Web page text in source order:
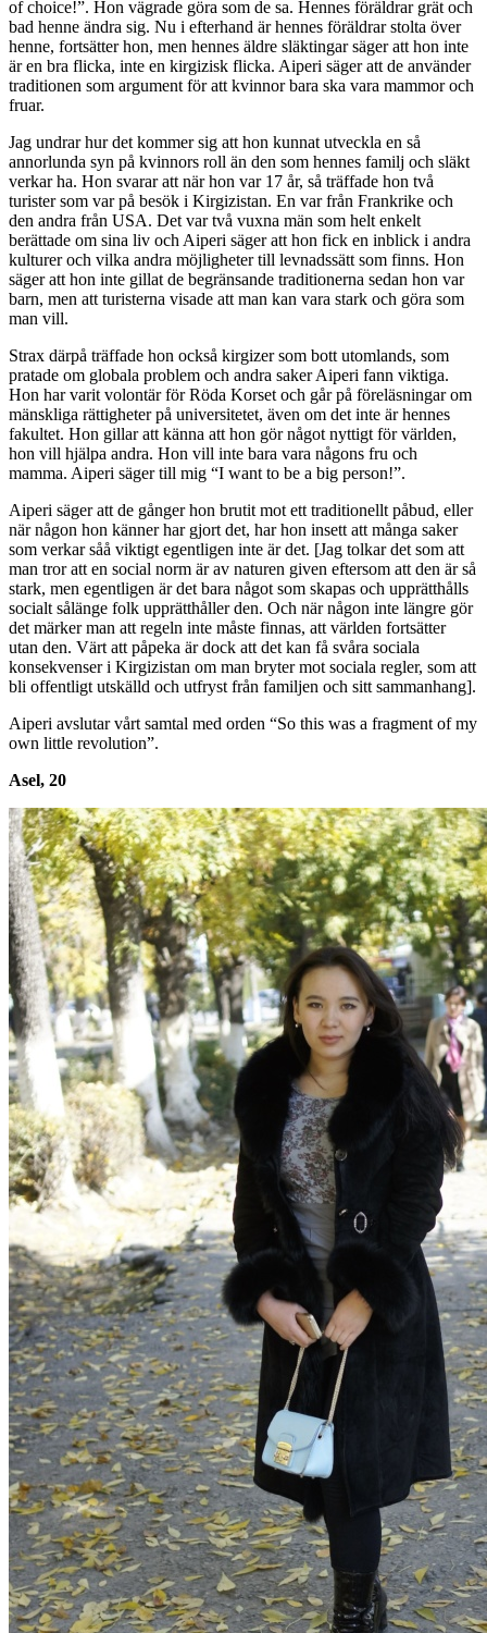
of choice!”. Hon vägrade göra som de sa. Hennes föräldrar grät och
bad henne ändra sig. Nu i efterhand är hennes föräldrar stolta över
henne, fortsätter hon, men hennes äldre släktingar säger att hon inte
är en bra flicka, inte en kirgizisk flicka. Aiperi säger att de använder
traditionen som argument för att kvinnor bara ska vara mammor och
fruar.
Jag undrar hur det kommer sig att hon kunnat utveckla en så
annorlunda syn på kvinnors roll än den som hennes familj och släkt
verkar ha. Hon svarar att när hon var 17 år, så träffade hon två
turister som var på besök i Kirgizistan. En var från Frankrike och
den andra från USA. Det var två vuxna män som helt enkelt
berättade om sina liv och Aiperi säger att hon fick en inblick i andra
kulturer och vilka andra möjligheter till levnadssätt som finns. Hon
säger att hon inte gillat de begränsande traditionerna sedan hon var
barn, men att turisterna visade att man kan vara stark och göra som
man vill.
Strax därpå träffade hon också kirgizer som bott utomlands, som
pratade om globala problem och andra saker Aiperi fann viktiga.
Hon har varit volontär för Röda Korset och går på föreläsningar om
mänskliga rättigheter på universitetet, även om det inte är hennes
fakultet. Hon gillar att känna att hon gör något nyttigt för världen,
hon vill hjälpa andra. Hon vill inte bara vara någons fru och
mamma. Aiperi säger till mig “I want to be a big person!”.
Aiperi säger att de gånger hon brutit mot ett traditionellt påbud, eller
när någon hon känner har gjort det, har hon insett att många saker
som verkar såå viktigt egentligen inte är det. [Jag tolkar det som att
man tror att en social norm är av naturen given eftersom att den är så
stark, men egentligen är det bara något som skapas och upprätthålls
socialt sålänge folk upprätthåller den. Och när någon inte längre gör
det märker man att regeln inte måste finnas, att världen fortsätter
utan den. Värt att påpeka är dock att det kan få svåra sociala
konsekvenser i Kirgizistan om man bryter mot sociala regler, som att
bli offentligt utskälld och utfryst från familjen och sitt sammanhang].
Aiperi avslutar vårt samtal med orden “So this was a fragment of my
own little revolution”.
Asel, 20